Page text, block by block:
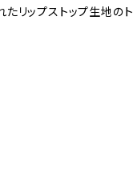
リップストップ生地のト